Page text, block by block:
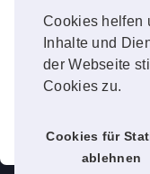
Cookies helfen
Inhalte und
der Webseite
Cookies zu.
Cookies für
ablehnen
FOLLOW ME!
OUR PHOTOS!